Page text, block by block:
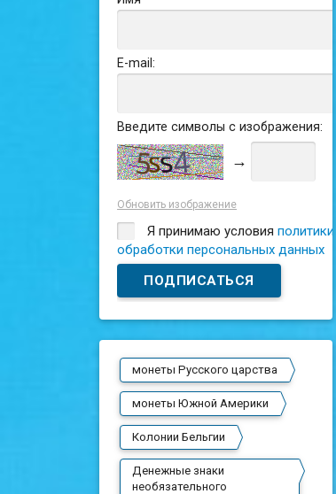
E-mail:
Введите символы с изображения:
→
Обновить изображение
Я принимаю условияполитики
обработки персональных данных
монеты Русского царства
монеты Южной Америки
Колонии Бельгии
Денежные знаки
необязательного